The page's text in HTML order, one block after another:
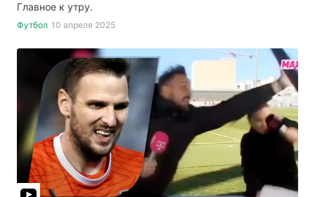
Главное к утру.
Футбол 10 апреля 2025